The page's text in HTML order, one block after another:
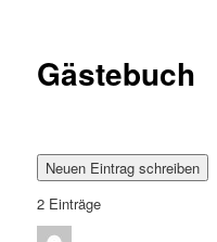
Gästebuch
2 Einträge